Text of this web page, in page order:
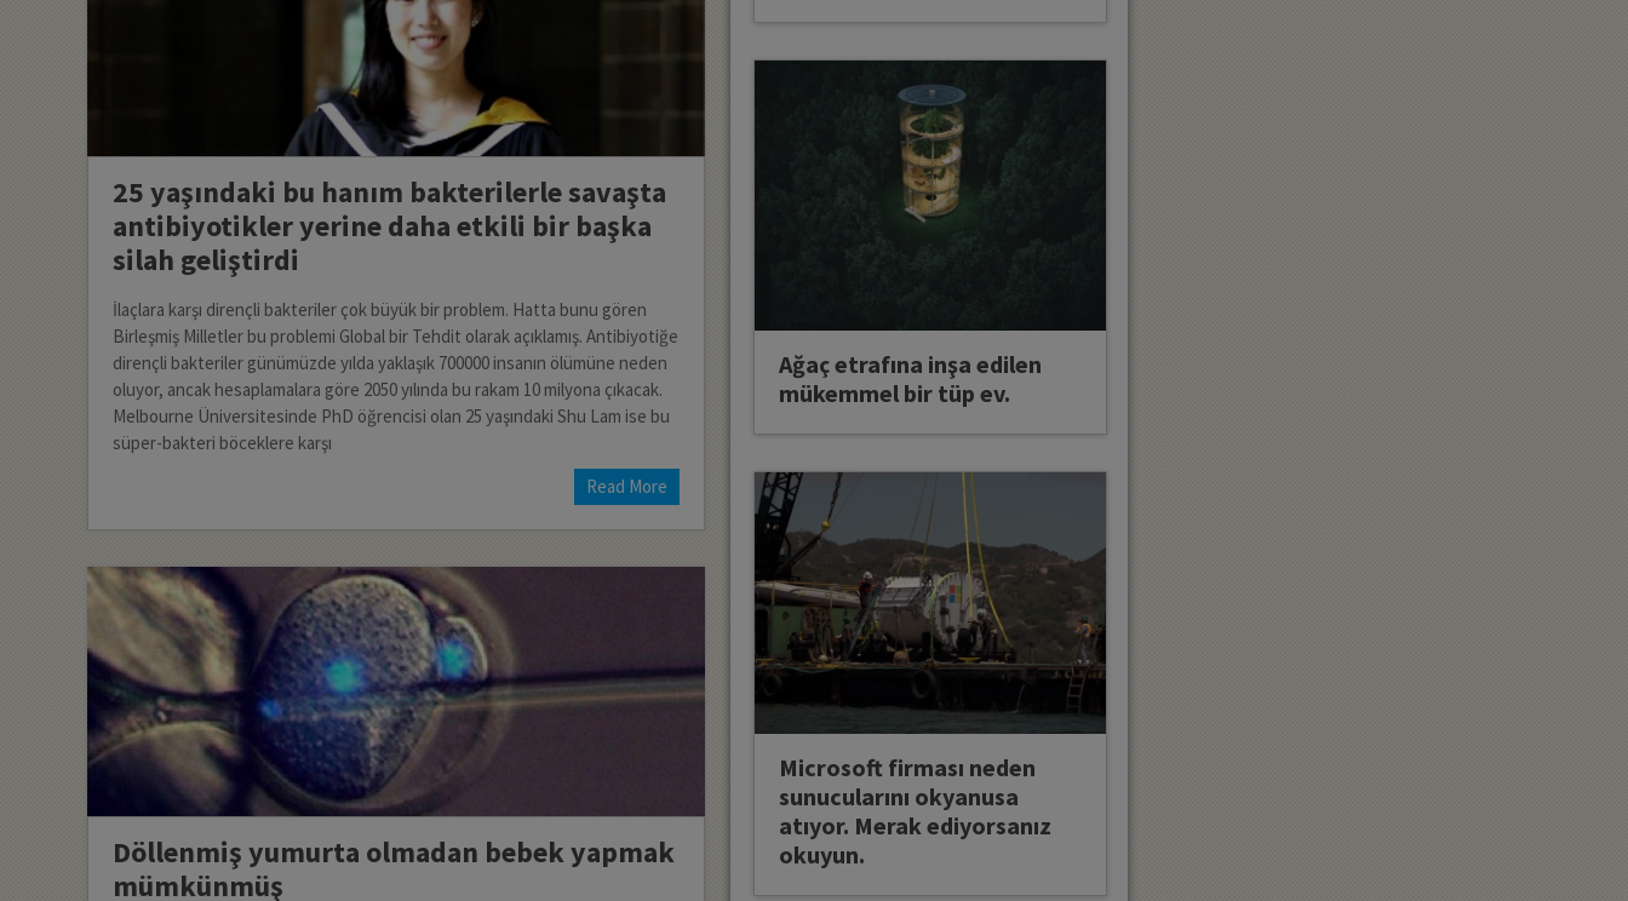
25 yaşındaki bu hanım bakterilerle savaşta
antibiyotikler yerine daha etkili bir başka
silah geliştirdi
İlaçlara karşı dirençli bakteriler çok büyük bir problem. Hatta bunu gören
Birleşmiş Milletler bu problemi Global bir Tehdit olarak açıklamış. Antibiyotiğe
dirençli bakteriler günümüzde yılda yaklaşık 700000 insanın ölümüne neden
oluyor, ancak hesaplamalara göre 2050 yılında bu rakam 10 milyona çıkacak.
Melbourne Üniversitesinde PhD öğrencisi olan 25 yaşındaki Shu Lam ise bu
süper-bakteri böceklere karşı
Read More
Döllenmiş yumurta olmadan bebek yapmak
mümkünmüş
Ağaç etrafına inşa edilen
mükemmel bir tüp ev.
Microsoft firması neden
sunucularını okyanusa
atıyor. Merak ediyorsanız
okuyun.